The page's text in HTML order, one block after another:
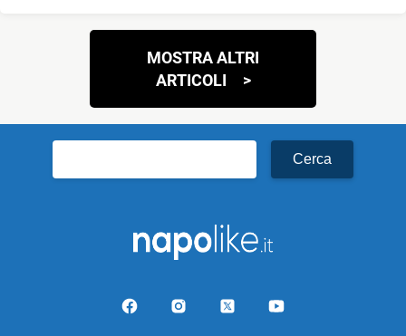
Navigazione
articoli
MOSTRA ALTRI
ARTICOLI
per: